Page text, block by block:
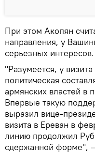
При этом Акопян
направления, у
серьезных интересов.
"Разумеется, у
политическая
армянских властей в
Впервые такую
выразил вице-
визита в Ереван в
линию продолжил
сдержанной форме",